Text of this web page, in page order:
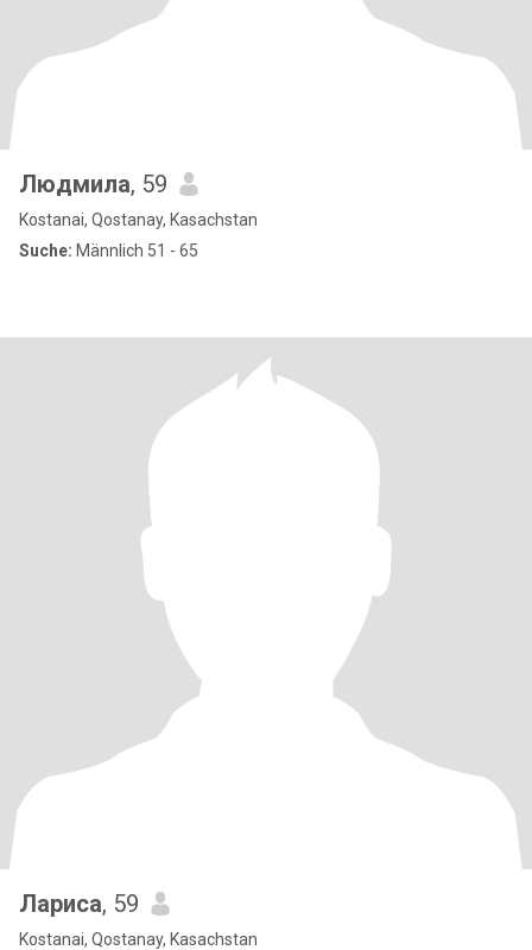
Людмила, 59
Kostanai, Qostanay, Kasachstan
Suche: Männlich 51 - 65
Лариса, 59
Kostanai, Qostanay, Kasachstan